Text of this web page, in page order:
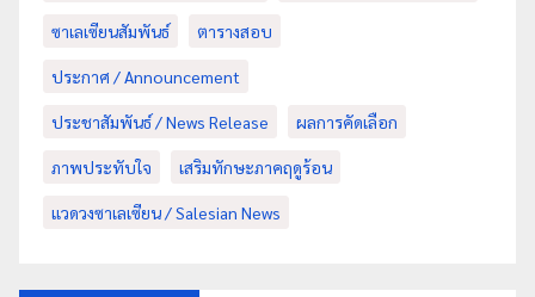
ซาเลเซียนสัมพันธ์ ตารางสอบ
ประกาศ / Announcement
ประชาสัมพันธ์ / News Release ผลการคัดเลือก
ภาพประทับใจ เสริมทักษะภาคฤดูร้อน
แวดวงซาเลเซียน / Salesian News